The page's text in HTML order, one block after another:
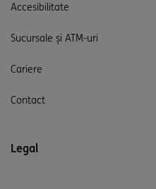
Accesibilitate
Sucursale și ATM-uri
Cariere
Contact
Legal